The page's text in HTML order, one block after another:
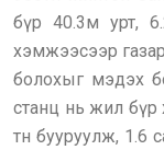
бүр 40.3м урт,
хэмжээсээр
болохыг мэдэх
станц нь жил бүр
тн бууруулж, 1.6